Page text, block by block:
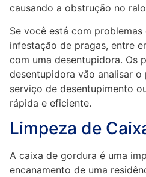
causando a obstrução no
Se você está com
infestação de pragas, entre
com uma desentupidora. Os
desentupidora vão analisar
serviço de desentupimento
rápida e eficiente.
Limpeza de
A caixa de gordura é uma
encanamento de uma